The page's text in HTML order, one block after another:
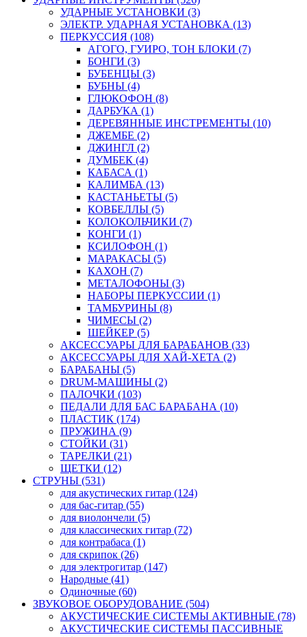
УДАРНЫЕ УСТАНОВКИ (3)
ЭЛЕКТР. УДАРНАЯ УСТАНОВКА (13)
ПЕРКУССИЯ (108)
АГОГО, ГУИРО, ТОН БЛОКИ (7)
БОНГИ (3)
БУБЕНЦЫ (3)
БУБНЫ (4)
ГЛЮКОФОН (8)
ДАРБУКА (1)
ДЕРЕВЯННЫЕ ИНСТРЕМЕНТЫ (10)
ДЖЕМБЕ (2)
ДЖИНГЛ (2)
ДУМБЕК (4)
КАБАСА (1)
КАЛИМБА (13)
КАСТАНЬЕТЫ (5)
КОВБЕЛЛЫ (5)
КОЛОКОЛЬЧИКИ (7)
КОНГИ (1)
КСИЛОФОН (1)
МАРАКАСЫ (5)
КАХОН (7)
МЕТАЛОФОНЫ (3)
НАБОРЫ ПЕРКУССИИ (1)
ТАМБУРИНЫ (8)
ЧИМЕСЫ (2)
ШЕЙКЕР (5)
АКСЕССУАРЫ ДЛЯ БАРАБАНОВ (33)
АКСЕССУАРЫ ДЛЯ ХАЙ-ХЕТА (2)
БАРАБАНЫ (5)
DRUM-МАШИНЫ (2)
ПАЛОЧКИ (103)
ПЕДАЛИ ДЛЯ БАС БАРАБАНА (10)
ПЛАСТИК (174)
ПРУЖИНА (9)
СТОЙКИ (31)
ТАРЕЛКИ (21)
ЩЕТКИ (12)
СТРУНЫ (531)
для акустических гитар (124)
для бас-гитар (55)
для виолончели (5)
для классических гитар (72)
для контрабаса (1)
для скрипок (26)
для электрогитар (147)
Народные (41)
Одиночные (60)
ЗВУКОВОЕ ОБОРУДОВАНИЕ (504)
АКУСТИЧЕСКИЕ СИСТЕМЫ АКТИВНЫЕ (78)
АКУСТИЧЕСКИЕ СИСТЕМЫ ПАССИВНЫЕ